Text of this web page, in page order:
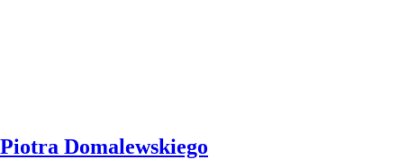
Domalewskiego